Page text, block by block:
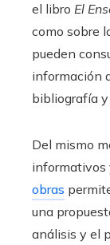
el libro El
como sobre
pueden
información
bibliografía
Del mismo
informativos
obras
una
análisis y el